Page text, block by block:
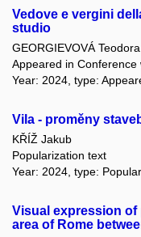
Vedove e vergini
studio
GEORGIEVOVÁ Teodora
Appeared in
Year: 2024, type:
Vila - proměny
KŘÍŽ Jakub
Popularization text
Year: 2024, type:
Visual expression of
area of Rome